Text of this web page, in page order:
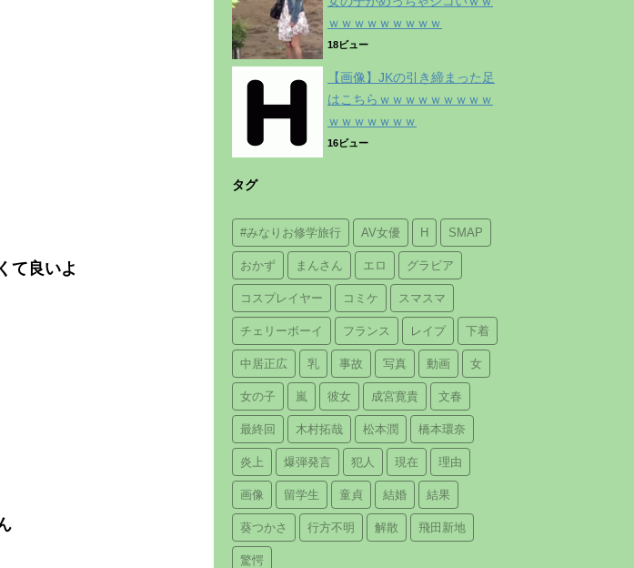
て良いよ
ｗｗｗｗｗｗｗｗｗ
18ビュー
【画像】JKの引き締まった足
はこちらｗｗｗｗｗｗｗｗｗ
ｗｗｗｗｗｗｗ
16ビュー
タグ
#みなりお修学旅行 AV女優 H SMAP
おかず まんさん エロ グラビア
コスプレイヤー コミケ スマスマ
チェリーボーイ フランス レイプ 下着
中居正広 乳 事故 写真 動画 女
女の子 嵐 彼女 成宮寛貴 文春
最終回 木村拓哉 松本潤 橋本環奈
炎上 爆弾発言 犯人 現在 理由
画像 留学生 童貞 結婚 結果
葵つかさ 行方不明 解散 飛田新地
驚愕